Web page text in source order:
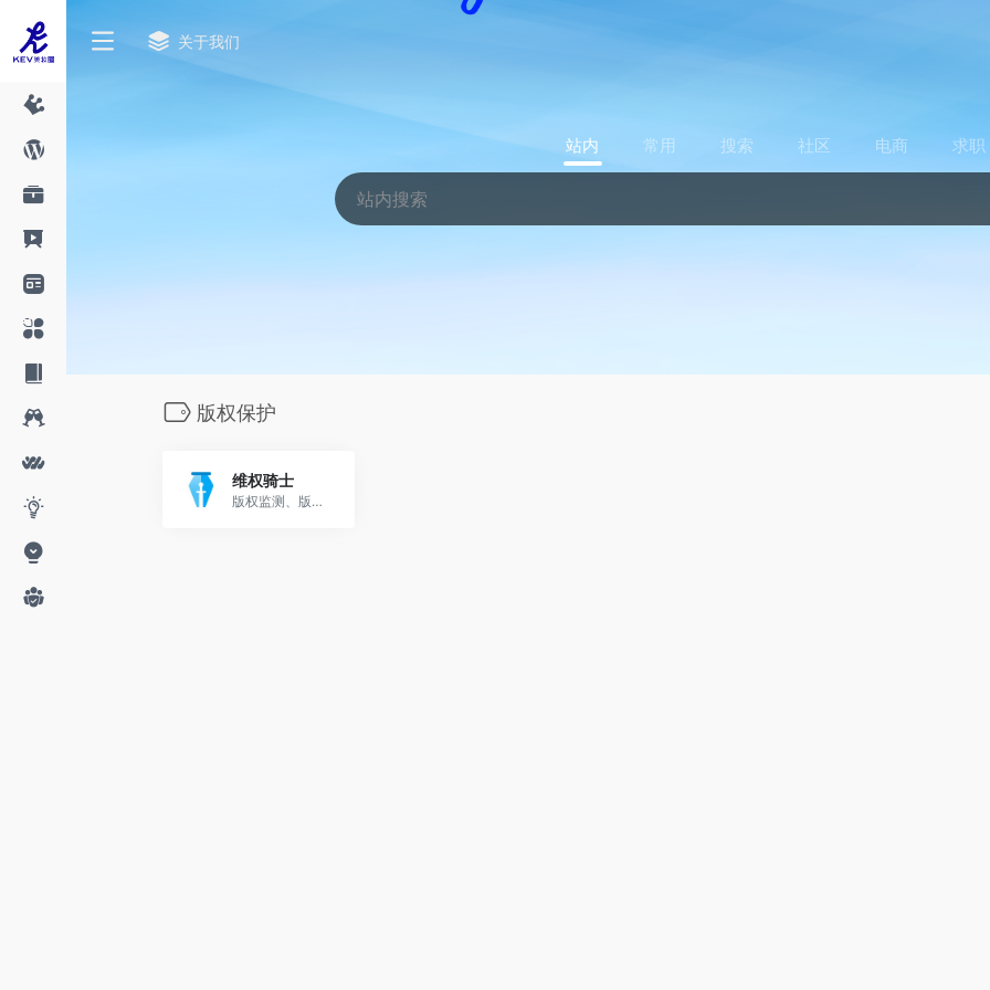
关于我们
站内 常用 搜索 社区 电商 求职
版权保护
维权骑士
版权监测、版权保护、内容分发及自媒体课程的作者服务平台